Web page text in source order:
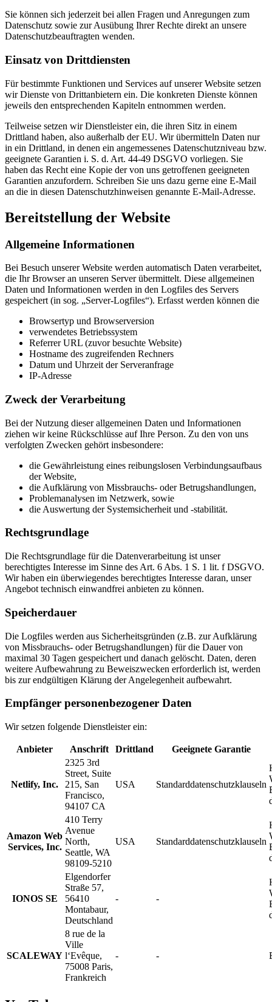
Sie können sich jederzeit bei allen Fragen und Anregungen zum
Datenschutz sowie zur Ausübung Ihrer Rechte direkt an unsere
Datenschutzbeauftragten wenden.
Einsatz von Drittdiensten
Für bestimmte Funktionen und Services auf unserer Website setzen
wir Dienste von Drittanbietern ein. Die konkreten Dienste können
jeweils den entsprechenden Kapiteln entnommen werden.
Teilweise setzen wir Dienstleister ein, die ihren Sitz in einem
Drittland haben, also außerhalb der EU. Wir übermitteln Daten nur
in ein Drittland, in denen ein angemessenes Datenschutzniveau bzw.
geeignete Garantien i. S. d. Art. 44-49 DSGVO vorliegen. Sie
haben das Recht eine Kopie der von uns getroffenen geeigneten
Garantien anzufordern. Schreiben Sie uns dazu gerne eine E-Mail
an die in diesen Datenschutzhinweisen genannte E-Mail-Adresse.
Bereitstellung der Website
Allgemeine Informationen
Bei Besuch unserer Website werden automatisch Daten verarbeitet,
die Ihr Browser an unseren Server übermittelt. Diese allgemeinen
Daten und Informationen werden in den Logfiles des Servers
gespeichert (in sog. „Server-Logfiles“). Erfasst werden können die
Browsertyp und Browserversion
verwendetes Betriebssystem
Referrer URL (zuvor besuchte Website)
Hostname des zugreifenden Rechners
Datum und Uhrzeit der Serveranfrage
IP-Adresse
Zweck der Verarbeitung
Bei der Nutzung dieser allgemeinen Daten und Informationen
ziehen wir keine Rückschlüsse auf Ihre Person. Zu den von uns
verfolgten Zwecken gehört insbesondere:
die Gewährleistung eines reibungslosen Verbindungsaufbaus
der Website,
die Aufklärung von Missbrauchs- oder Betrugshandlungen,
Problemanalysen im Netzwerk, sowie
die Auswertung der Systemsicherheit und -stabilität.
Rechtsgrundlage
Die Rechtsgrundlage für die Datenverarbeitung ist unser
berechtigtes Interesse im Sinne des Art. 6 Abs. 1 S. 1 lit. f DSGVO.
Wir haben ein überwiegendes berechtigtes Interesse daran, unser
Angebot technisch einwandfrei anbieten zu können.
Speicherdauer
Die Logfiles werden aus Sicherheitsgründen (z.B. zur Aufklärung
von Missbrauchs- oder Betrugshandlungen) für die Dauer von
maximal 30 Tagen gespeichert und danach gelöscht. Daten, deren
weitere Aufbewahrung zu Beweiszwecken erforderlich ist, werden
bis zur endgültigen Klärung der Angelegenheit aufbewahrt.
Empfänger personenbezogener Daten
Wir setzen folgende Dienstleister ein:
Anbieter Anschrift Drittland Geeignete Garantie
Netlify, Inc.
2325 3rd
Street, Suite
215, San
Francisco,
94107 CA
USA Standarddatenschutzklauseln
Amazon Web
Services, Inc.
410 Terry
Avenue
North,
Seattle, WA
98109-5210
USA Standarddatenschutzklauseln
IONOS SE
Elgendorfer
Straße 57,
56410
Montabaur,
Deutschland
- -
SCALEWAY
8 rue de la
Ville
l‘Evêque,
75008 Paris,
Frankreich
- -